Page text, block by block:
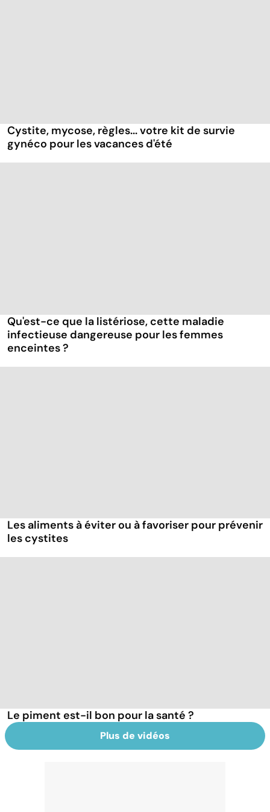
Cystite, mycose, règles... votre kit de survie
gynéco pour les vacances d'été
Qu'est-ce que la listériose, cette maladie
infectieuse dangereuse pour les femmes
enceintes ?
Les aliments à éviter ou à favoriser pour prévenir
les cystites
Le piment est-il bon pour la santé ?
Plus de vidéos